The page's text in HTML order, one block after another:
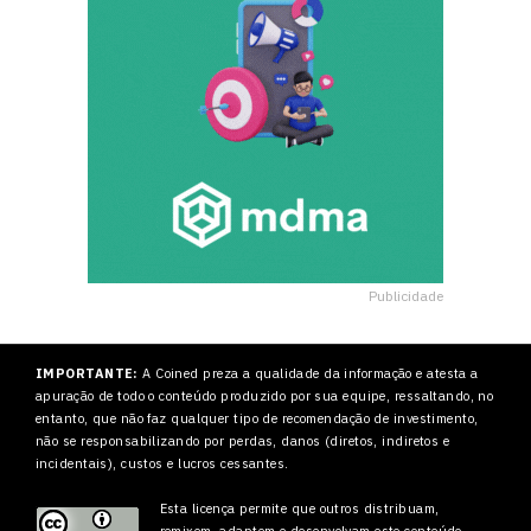
Publicidade
IMPORTANTE: A Coined preza a qualidade da informação e atesta a
apuração de todo o conteúdo produzido por sua equipe, ressaltando, no
entanto, que não faz qualquer tipo de recomendação de investimento,
não se responsabilizando por perdas, danos (diretos, indiretos e
incidentais), custos e lucros cessantes.
Esta licença permite que outros distribuam,